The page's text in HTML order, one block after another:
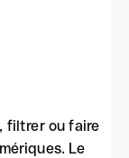
filtrer ou faire
Le